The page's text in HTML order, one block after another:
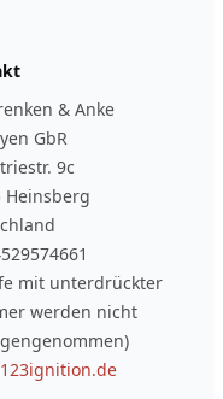
& Anke
GbR
9c
Heinsberg
mit unterdrückter
werden nicht